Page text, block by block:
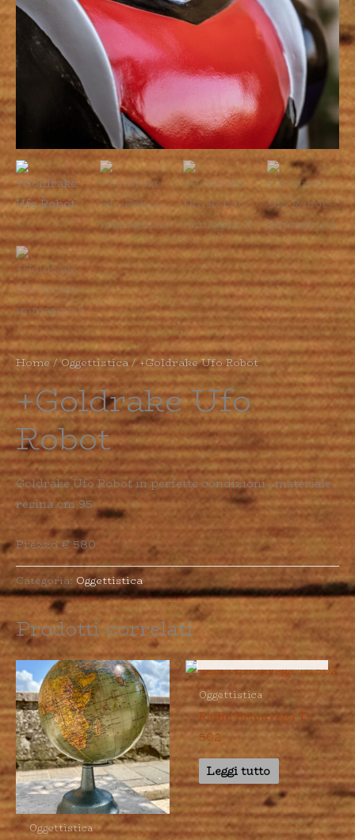
Home/Oggettistica / +Goldrake Ufo Robot
+Goldrake Ufo
Robot
Goldrake Ufo Robot in perfette condizioni , materiale
resina cm 95
Prezzo € 580
Categoria: Oggettistica
Prodotti correlati
Oggettistica
ESAURITO
Oggettistica
Radio Brionvega Ts
502
Leggi tutto